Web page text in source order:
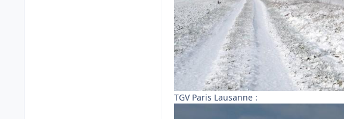
TGV Paris Lausanne :